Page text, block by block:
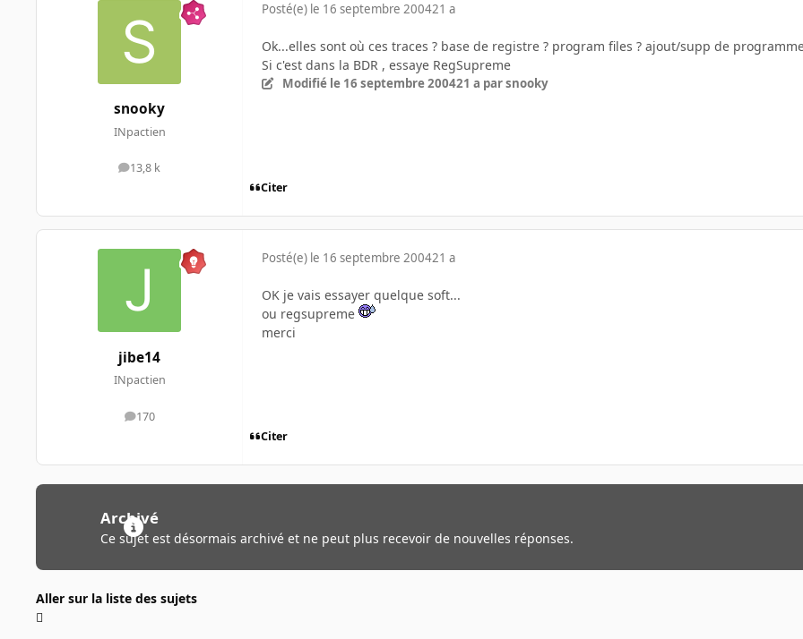
snooky
INpactien
13,8 k
messages
Posté(e) le 16 septembre 200421 a
Ok...elles sont où ces traces ? base de registre ? program files ? ajout/supp de
Si c'est dans la BDR , essaye RegSupreme
Modifié le 16 septembre 200421 a par snooky
Citer
jibe14
INpactien
170
messages
Posté(e) le 16 septembre 200421 a
OK je vais essayer quelque soft...
ou regsupreme
merci
Citer
Archivé
Ce sujet est désormais archivé et ne peut plus recevoir de nouvelles réponses.
Aller sur la liste des sujets